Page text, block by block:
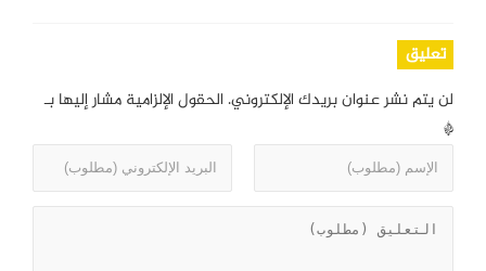
تعليق
لن يتم نشر عنوان بريدك الإلكتروني. الحقول الإلزامية مشار إليها بـ
*